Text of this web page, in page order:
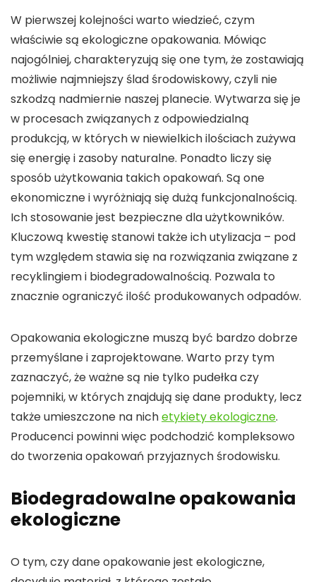
W pierwszej kolejności warto wiedzieć, czym
właściwie są ekologiczne opakowania. Mówiąc
najogólniej, charakteryzują się one tym, że zostawiają
możliwie najmniejszy ślad środowiskowy, czyli nie
szkodzą nadmiernie naszej planecie. Wytwarza się je
w procesach związanych z odpowiedzialną
produkcją, w których w niewielkich ilościach zużywa
się energię i zasoby naturalne. Ponadto liczy się
sposób użytkowania takich opakowań. Są one
ekonomiczne i wyróżniają się dużą funkcjonalnością.
Ich stosowanie jest bezpieczne dla użytkowników.
Kluczową kwestię stanowi także ich utylizacja – pod
tym względem stawia się na rozwiązania związane z
recyklingiem i biodegradowalnością. Pozwala to
znacznie ograniczyć ilość produkowanych odpadów.
Opakowania ekologiczne muszą być bardzo dobrze
przemyślane i zaprojektowane. Warto przy tym
zaznaczyć, że ważne są nie tylko pudełka czy
pojemniki, w których znajdują się dane produkty, lecz
także umieszczone na nichetykiety ekologiczne.
Producenci powinni więc podchodzić kompleksowo
do tworzenia opakowań przyjaznych środowisku.
Biodegradowalne opakowania
ekologiczne
O tym, czy dane opakowanie jest ekologiczne,